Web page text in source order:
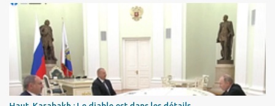
Gumri. On ne sait jamais si l’envie prenait au zigoto d’en face
d’envoyer ses chars sur Erevan (1). Si les 221km de frontière avec
le Nakhitchevan, bien que non-gardé par les Russes, ne posent pas
de problèmes majeurs, il n’en est pas de même des 566km avec
l’Azerbaïdjan. Bakou, profitant de la faiblesse de l’Arménie et
surtout du fait que ce sont exclusivement des gardes-frontière
arméniens qui surveillent la frontière, ne se gêne pas pour avancer